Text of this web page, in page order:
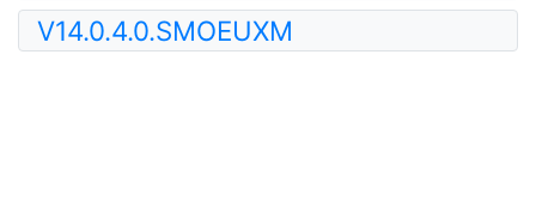
V14.0.4.0.SMOEUXM